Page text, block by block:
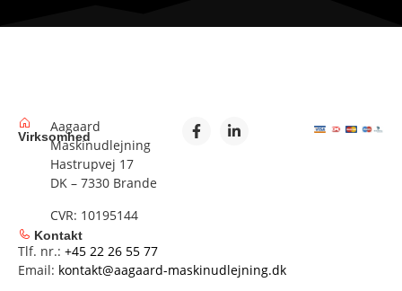
Virksomhed
Aagaard
Maskinudlejning
Hastrupvej 17
DK – 7330 Brande
CVR: 10195144
Kontakt
Tlf. nr.: +45 22 26 55 77
Email: kontakt@aagaard-maskinudlejning.dk